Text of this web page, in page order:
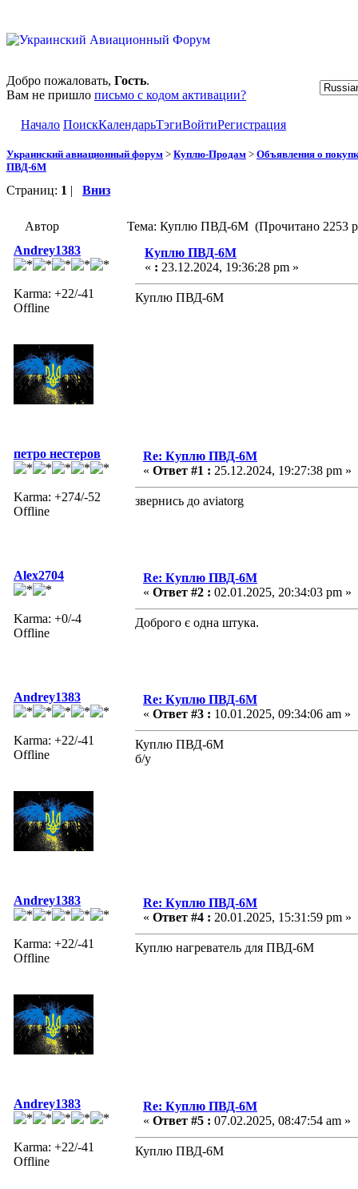
Добро пожаловать, Гость.
Вам не пришло письмо с кодом активации?
Начало ПоискКалендарьТэгиВойтиРегистрация
Украинский авиационный форум > Куплю-Продам > Объявления о
ПВД-6М
Страниц: 1 | Вниз
Автор
Тема: Куплю ПВД-6М (Прочитано 2253
Andrey1383
Karma: +22/-41
Offline
Куплю ПВД-6М
« : 23.12.2024, 19:36:28 pm »
Куплю ПВД-6М
петро нестеров
Karma: +274/-52
Offline
Re: Куплю ПВД-6М
« Ответ #1 : 25.12.2024, 19:27:38 pm »
звернись до aviatorg
Alex2704
Karma: +0/-4
Offline
Re: Куплю ПВД-6М
« Ответ #2 : 02.01.2025, 20:34:03 pm »
Доброго є одна штука.
Andrey1383
Karma: +22/-41
Offline
Re: Куплю ПВД-6М
« Ответ #3 : 10.01.2025, 09:34:06 am »
Куплю ПВД-6М
б/у
Andrey1383
Karma: +22/-41
Offline
Re: Куплю ПВД-6М
« Ответ #4 : 20.01.2025, 15:31:59 pm »
Куплю нагреватель для ПВД-6М
Andrey1383
Karma: +22/-41
Offline
Re: Куплю ПВД-6М
« Ответ #5 : 07.02.2025, 08:47:54 am »
Куплю ПВД-6М